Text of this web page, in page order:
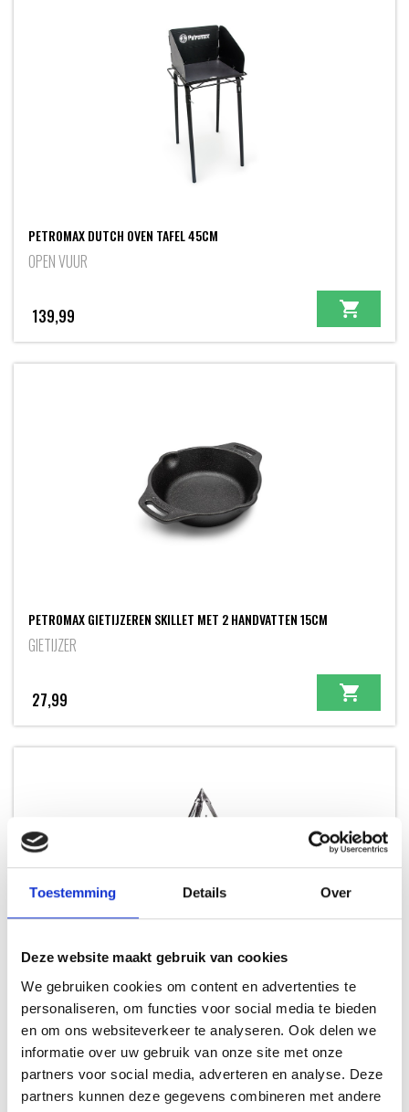
Toestemming Details Over
Deze website maakt gebruik van cookies
We gebruiken cookies om content en advertenties te
personaliseren, om functies voor social media te bieden
en om ons websiteverkeer te analyseren. Ook delen we
informatie over uw gebruik van onze site met onze
partners voor social media, adverteren en analyse. Deze
partners kunnen deze gegevens combineren met andere
PETROMAX DUTCH OVEN TAFEL 45CM
OPEN VUUR
139,99
PETROMAX GIETIJZEREN SKILLET MET 2 HANDVATTEN 15CM
GIETIJZER
27,99
PETROMAX DRIEPOOT
OPEN VUUR
74,99